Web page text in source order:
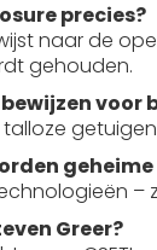
precies?
naar de
gehouden.
bewijzen
–
Greer?